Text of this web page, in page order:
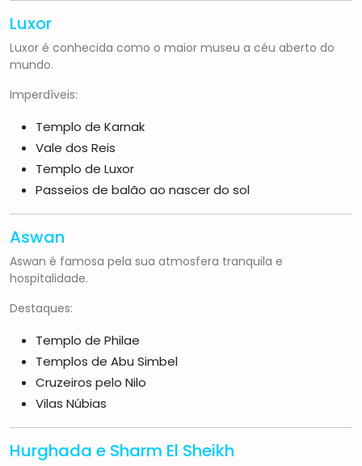
Luxor
Luxor é conhecida como o maior museu a céu aberto do
mundo.
Imperdíveis:
Templo de Karnak
Vale dos Reis
Templo de Luxor
Passeios de balão ao nascer do sol
Aswan
Aswan é famosa pela sua atmosfera tranquila e
hospitalidade.
Destaques:
Templo de Philae
Templos de Abu Simbel
Cruzeiros pelo Nilo
Vilas Núbias
Hurghada e Sharm El Sheikh